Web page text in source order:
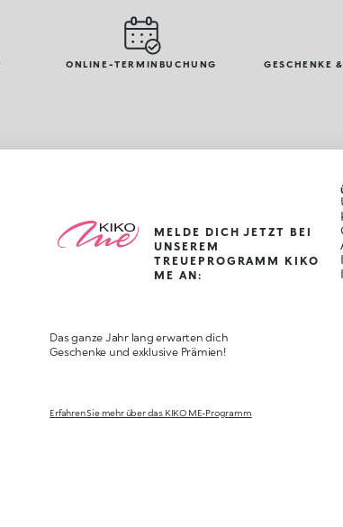
ONLINE-TERMINBUCHUNG GESCHENKE
MELDE DICH JETZT BEI
UNSEREM
TREUEPROGRAMM KIKO
ME AN:
Das ganze Jahr lang erwarten dich
Geschenke und exklusive Prämien!
Erfahren Sie mehr über das KIKO ME-Programm